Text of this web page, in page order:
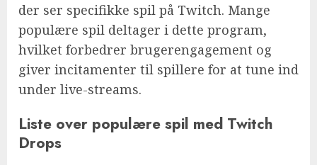
der ser specifikke spil på Twitch. Mange
populære spil deltager i dette program,
hvilket forbedrer brugerengagement og
giver incitamenter til spillere for at tune ind
under live-streams.
Liste over populære spil med Twitch
Drops